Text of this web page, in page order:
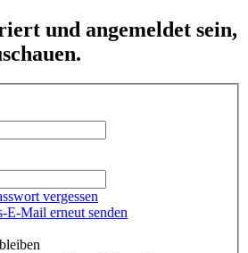
und angemeldet sein,
vergessen
Mail erneut senden